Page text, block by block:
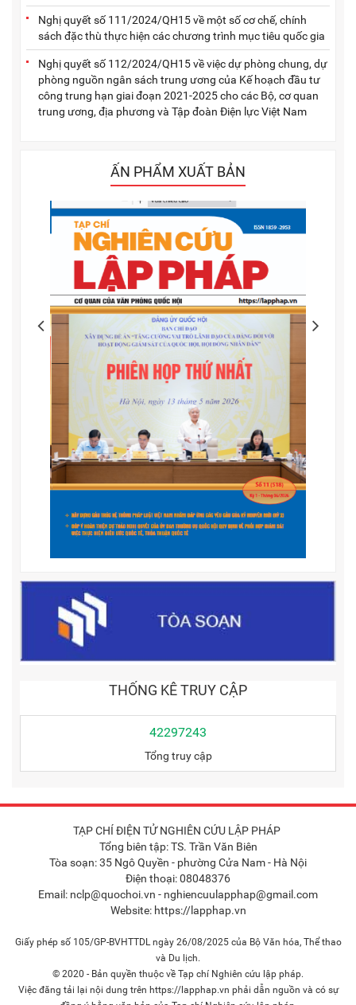
Nghị quyết số 111/2024/QH15 về một số cơ chế, chính
sách đặc thù thực hiện các chương trình mục tiêu quốc gia
Nghị quyết số 112/2024/QH15 về việc dự phòng chung, dự
phòng nguồn ngân sách trung ương của Kế hoạch đầu tư
công trung hạn giai đoạn 2021-2025 cho các Bộ, cơ quan
trung ương, địa phương và Tập đoàn Điện lực Việt Nam
ẤN PHẨM XUẤT BẢN
THỐNG KÊ TRUY CẬP
42297243
Tổng truy cập
TẠP CHÍ ĐIỆN TỬ NGHIÊN CỨU LẬP PHÁP
Tổng biên tập: TS. Trần Văn Biên
Tòa soạn: 35 Ngô Quyền - phường Cửa Nam - Hà Nội
Điện thoại: 08048376
Email: nclp@quochoi.vn - nghiencuulapphap@gmail.com
Website: https://lapphap.vn
Giấy phép số 105/GP-BVHTTDL ngày 26/08/2025 của Bộ Văn hóa, Thể thao
và Du lịch.
© 2020 - Bản quyền thuộc về Tạp chí Nghiên cứu lập pháp.
Việc đăng tải lại nội dung trên https://lapphap.vn phải dẫn nguồn và có sự